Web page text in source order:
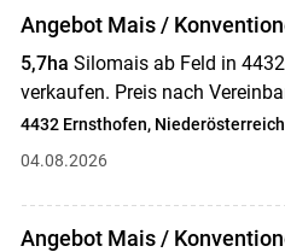
Angebot Mais /
5,7ha Silomais ab Feld in
verkaufen. Preis nach
4432 Ernsthofen, Niederösterreich
04.08.2026
Angebot Mais /